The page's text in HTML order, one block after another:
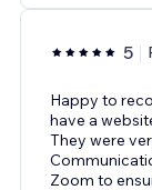
5
Happy to
have a
They were
Zoom to